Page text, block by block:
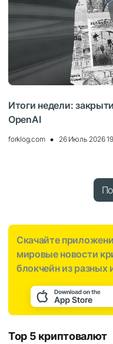
Итоги недели:
OpenAI
forklog.com 26 Июль 2026
Скачайте
мировые новости
блокчейн из разных
Top 5 криптовалют